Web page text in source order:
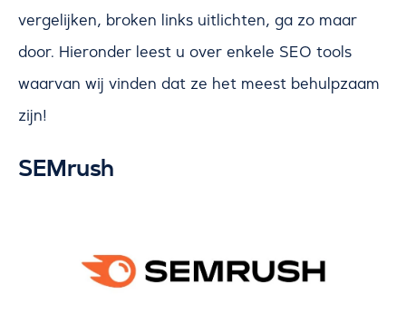
vergelijken, broken links uitlichten, ga zo maar
door. Hieronder leest u over enkele SEO tools
waarvan wij vinden dat ze het meest behulpzaam
zijn!
SEMrush